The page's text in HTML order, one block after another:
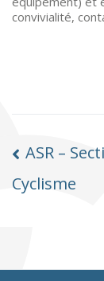
convivialité,
ASR –
Cyclisme